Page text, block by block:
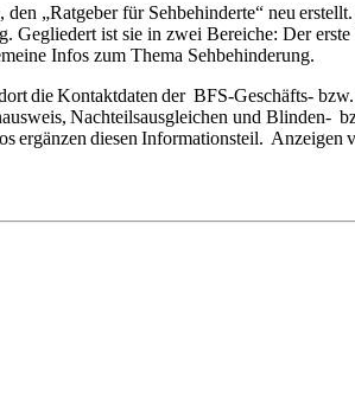
„Ratgeber für Sehbehinderte“ neu
ist sie in zwei Bereiche: Der
Infos zum Thema Sehbehinderung.
die Kontaktdaten der BFS-Geschäfts-
Nachteilsausgleichen und Blinden-
diesen Informationsteil. Anzeigen